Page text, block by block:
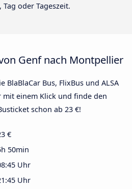
oder Tageszeit.
Genf nach Montpellier
BlaBlaCar Bus, FlixBus und ALSA
einem Klick und finde den
schon ab 23 €!
€
50min
Uhr
Uhr